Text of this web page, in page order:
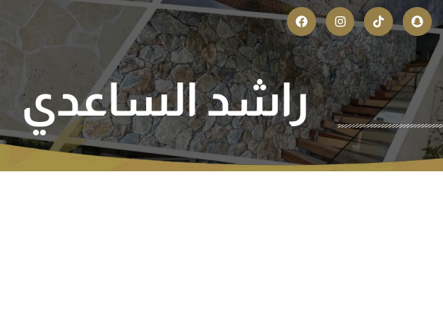
راشد الساعدي